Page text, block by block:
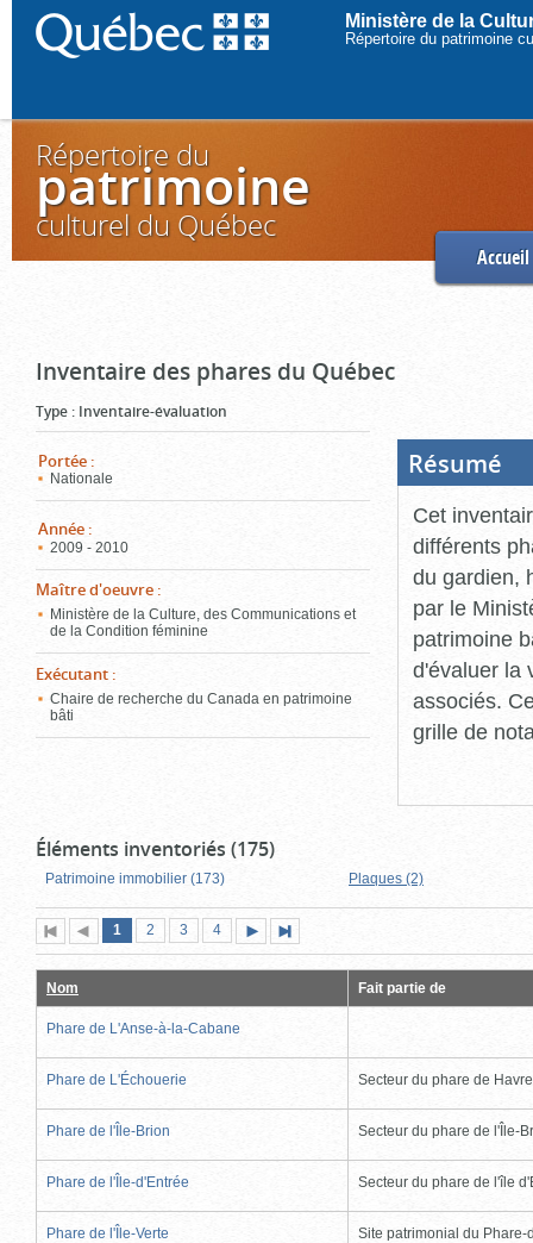
Ministère de la
Répertoire du patrimoine
Répertoire du
patrimoine
culturel du Québec
Accueil
Inventaire des phares du Québec
Type : Inventaire-évaluation
Portée :
Nationale
Année :
2009 - 2010
Maître d'oeuvre :
Ministère de la Culture, des Communications et
de la Condition féminine
Exécutant :
Chaire de recherche du Canada en patrimoine
bâti
Résumé
Cet
différents
du gardien,
par le
patrimoine
d'évaluer la
associés.
grille de
Éléments inventoriés (175)
Patrimoine immobilier (173) Plaques (2)
Première
page
Page
précédente
Page
1 (page
actuelle)
Page
2 Page
3 Page
4
suivante
page
Nom Fait partie de
Phare de L'Anse-à-la-Cabane
Phare de L'Échouerie Secteur du phare de
Phare de l'Île-Brion Secteur du phare de l'Île-
Phare de l'Île-d'Entrée Secteur du phare de l'île
Phare de l'Île-Verte Site patrimonial du Phare-